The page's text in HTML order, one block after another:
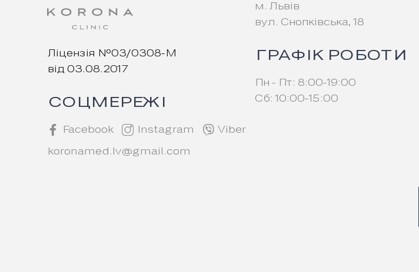
Ліцензія №03/0308-М
від 03.08.2017
СОЦМЕРЕЖІ
Facebook Instagram
Viber
koronamed.lv@gmail.com
м. Львів
вул. Снопківська, 18
ГРАФІК РОБОТИ
Пн - Пт: 8:00-19:00
Сб: 10:00-15:00